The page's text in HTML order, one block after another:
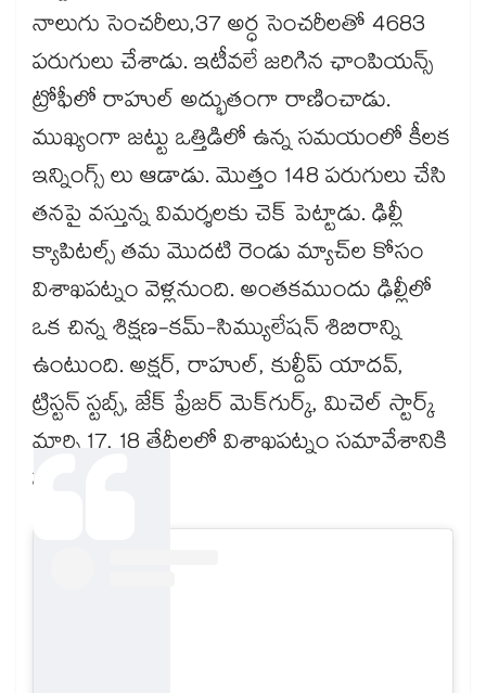
నాలుగు సెంచరీలు,37 అర్ధ సెంచరీలతో 4683
పరుగులు చేశాడు. ఇటీవలే జరిగిన ఛాంపియన్స్
ట్రోఫీలో రాహుల్ అద్భుతంగా రాణించాడు.
ముఖ్యంగా జట్టు ఒత్తిడిలో ఉన్న సమయంలో కీలక
ఇన్నింగ్స్ లు ఆడాడు. మొత్తం 148 పరుగులు చేసి
తనపై వస్తున్న విమర్శలకు చెక్ పెట్టాడు. ఢిల్లీ
క్యాపిటల్స్ తమ మొదటి రెండు మ్యాచ్‌ల కోసం
విశాఖపట్నం వెళ్లనుంది. అంతకముందు ఢిల్లీలో
ఒక చిన్న శిక్షణ-కమ్-సిమ్యులేషన్ శిబిరాన్ని
ఉంటుంది. అక్షర్, రాహుల్, కుల్దీప్ యాదవ్,
ట్రిస్టన్ స్టబ్స్, జేక్ ఫ్రేజర్ మెక్‌గుర్క్, మిచెల్ స్టార్క్
మార్చి 17, 18 తేదీలలో విశాఖపట్నం సమావేశానికి
హాజరవుతారు.